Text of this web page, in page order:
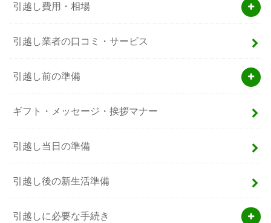
引越し費用・相場
引越し業者の口コミ・サービス
引越し前の準備
ギフト・メッセージ・挨拶マナー
引越し当日の準備
引越し後の新生活準備
引越しに必要な手続き